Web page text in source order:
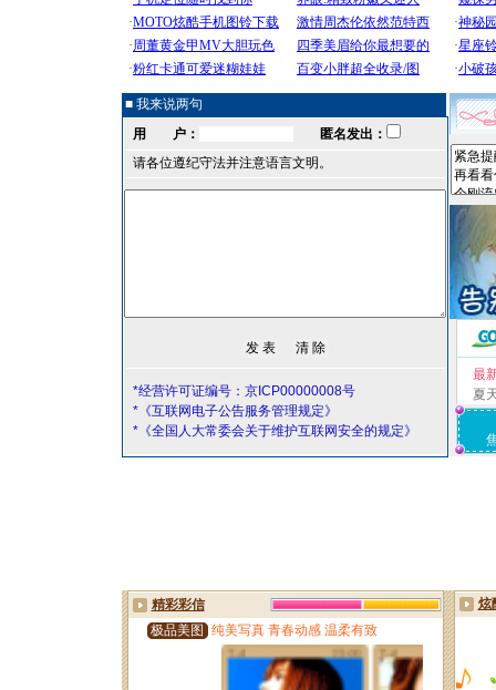
■ 我来说两句
用 户：
匿名发出：
请各位遵纪守法并注意语言文明。
*经营许可证编号：京ICP00000008号
*《互联网电子公告服务管理规定》
*《全国人大常委会关于维护互联网安全的规定》
最
夏